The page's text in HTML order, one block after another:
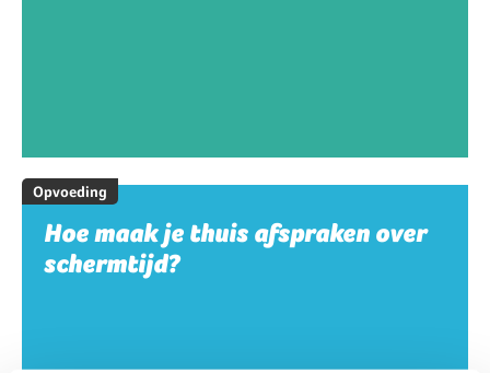
Opvoeding
Hoe maak je thuis afspraken over
schermtijd?